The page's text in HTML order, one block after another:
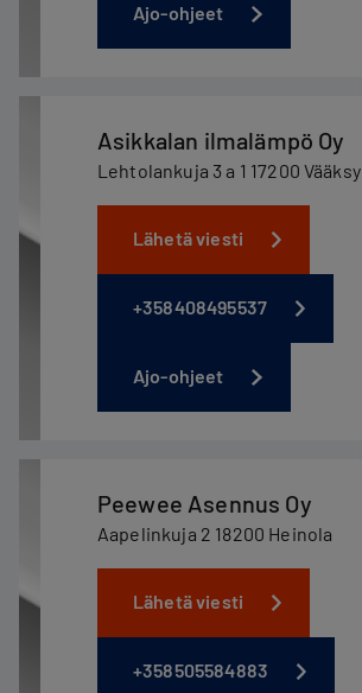
Ajo-ohjeet
Asikkalan ilmalämpö Oy
Lehtolankuja 3 a 1 17200 Vääksy
Lähetä viesti
+358408495537
Ajo-ohjeet
Peewee Asennus Oy
Aapelinkuja 2 18200 Heinola
Lähetä viesti
+358505584883